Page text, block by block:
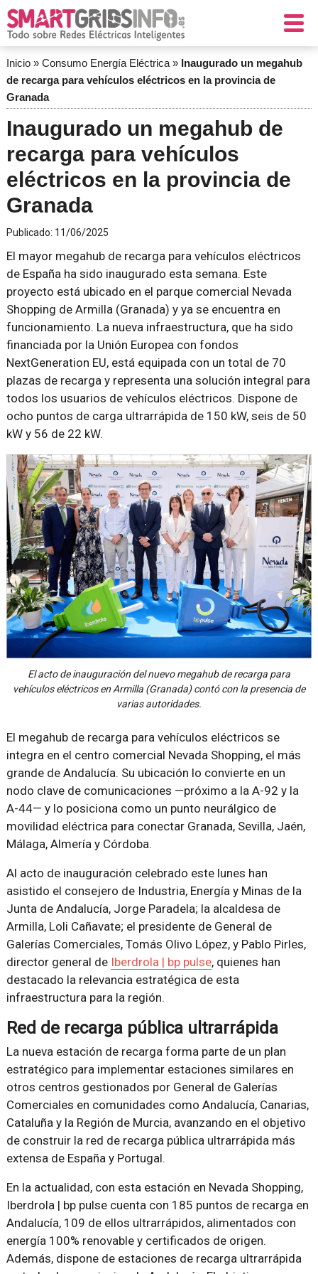
Inicio» Consumo Energía Eléctrica» Inaugurado un megahub
de recarga para vehículos eléctricos en la provincia de
Granada
Inaugurado un megahub de
recarga para vehículos
eléctricos en la provincia de
Granada
Publicado: 11/06/2025
El mayor megahub de recarga para vehículos eléctricos
de España ha sido inaugurado esta semana. Este
proyecto está ubicado en el parque comercial Nevada
Shopping de Armilla (Granada) y ya se encuentra en
funcionamiento. La nueva infraestructura, que ha sido
financiada por la Unión Europea con fondos
NextGeneration EU, está equipada con un total de 70
plazas de recarga y representa una solución integral para
todos los usuarios de vehículos eléctricos. Dispone de
ocho puntos de carga ultrarrápida de 150 kW, seis de 50
kW y 56 de 22 kW.
El acto de inauguración del nuevo megahub de recarga para
vehículos eléctricos en Armilla (Granada) contó con la presencia de
varias autoridades.
El megahub de recarga para vehículos eléctricos se
integra en el centro comercial Nevada Shopping, el más
grande de Andalucía. Su ubicación lo convierte en un
nodo clave de comunicaciones —próximo a la A-92 y la
A-44— y lo posiciona como un punto neurálgico de
movilidad eléctrica para conectar Granada, Sevilla, Jaén,
Málaga, Almería y Córdoba.
Al acto de inauguración celebrado este lunes han
asistido el consejero de Industria, Energía y Minas de la
Junta de Andalucía, Jorge Paradela; la alcaldesa de
Armilla, Loli Cañavate; el presidente de General de
Galerías Comerciales, Tomás Olivo López, y Pablo Pirles,
director general de Iberdrola | bp pulse, quienes han
destacado la relevancia estratégica de esta
infraestructura para la región.
Red de recarga pública ultrarrápida
La nueva estación de recarga forma parte de un plan
estratégico para implementar estaciones similares en
otros centros gestionados por General de Galerías
Comerciales en comunidades como Andalucía, Canarias,
Cataluña y la Región de Murcia, avanzando en el objetivo
de construir la red de recarga pública ultrarrápida más
extensa de España y Portugal.
En la actualidad, con esta estación en Nevada Shopping,
Iberdrola | bp pulse cuenta con 185 puntos de recarga en
Andalucía, 109 de ellos ultrarrápidos, alimentados con
energía 100% renovable y certificados de origen.
Además, dispone de estaciones de recarga ultrarrápida